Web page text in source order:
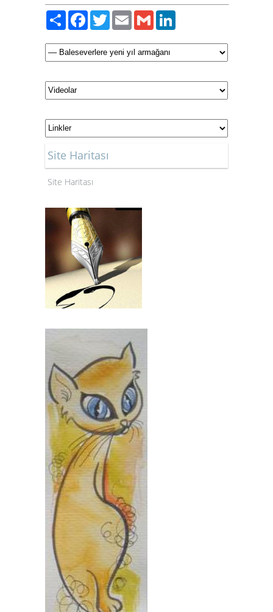
PaylaşFacebook
TwitterEmailGmail
Site Haritası
Site Haritası